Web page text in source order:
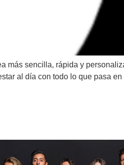
más sencilla, rápida y
al día con todo lo que pasa en